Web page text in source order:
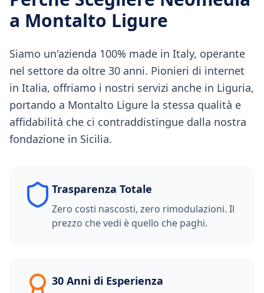
a Montalto Ligure
Siamo un'azienda 100% made in Italy, operante
nel settore da oltre 30 anni. Pionieri di internet
in Italia, offriamo i nostri servizi anche in Liguria,
portando a Montalto Ligure la stessa qualità e
affidabilità che ci contraddistingue dalla nostra
fondazione in Sicilia.
Trasparenza Totale
Zero costi nascosti, zero rimodulazioni. Il
prezzo che vedi è quello che paghi.
30 Anni di Esperienza